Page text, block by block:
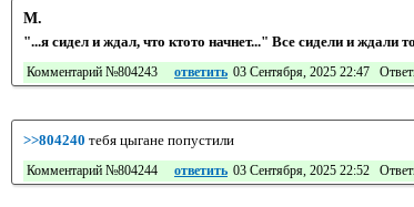
М.
"...я сидел и ждал, что ктото начнет..." Все сидели и
Комментарий №804243 ответить 03 Сентября, 2025 22:47
>>804240 тебя цыгане попустили
Комментарий №804244 ответить 03 Сентября, 2025 22:52